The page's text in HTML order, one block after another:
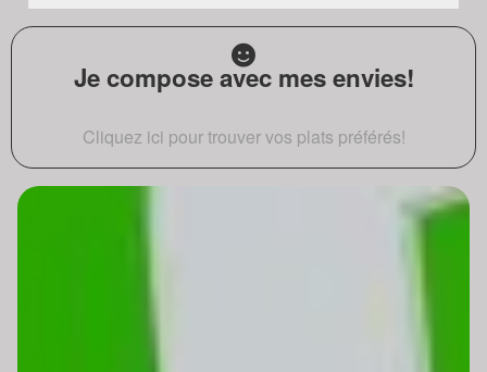
Je compose avec mes envies!
Cliquez ici pour trouver vos plats préférés!